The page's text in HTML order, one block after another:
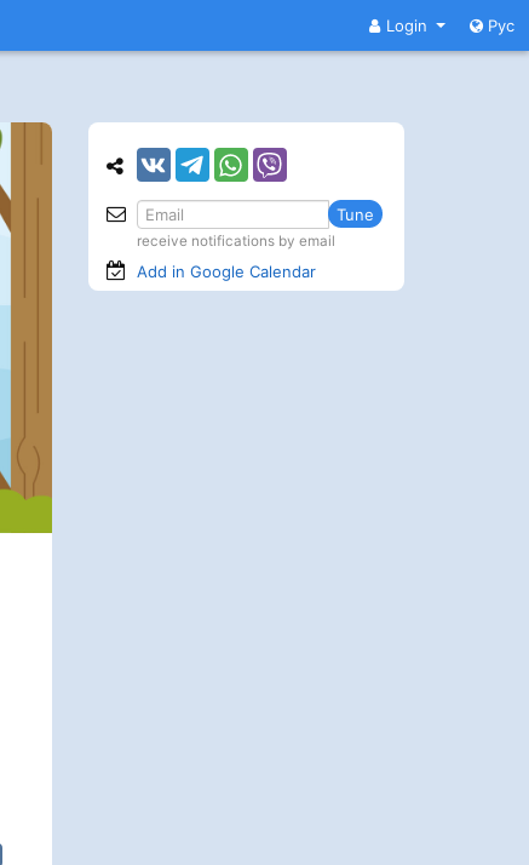
Login Рус
Tune
receive notifications by email
Add in Google Calendar